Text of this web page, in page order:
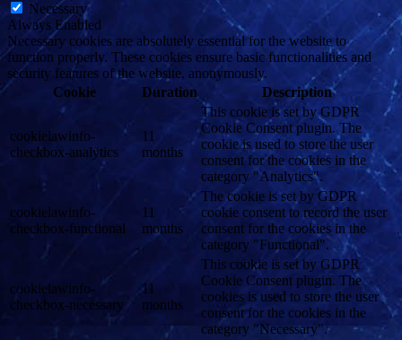
Necessary
Always Enabled
Necessary cookies are absolutely essential for the website to
function properly. These cookies ensure basic functionalities and
security features of the website, anonymously.
Cookie
Duration Description
cookielawinfo-
checkbox-analytics
11
months
This cookie is set by GDPR
Cookie Consent plugin. The
cookie is used to store the user
consent for the cookies in the
category "Analytics".
cookielawinfo-
checkbox-functional
11
months
The cookie is set by GDPR
cookie consent to record the user
consent for the cookies in the
category "Functional".
cookielawinfo-
checkbox-necessary
11
months
This cookie is set by GDPR
Cookie Consent plugin. The
cookies is used to store the user
consent for the cookies in the
category "Necessary".